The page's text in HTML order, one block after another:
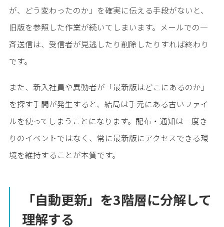
が、どう変わったのか」を確実に伝える手段がないと、
旧版を参照した作業が続いてしまいます。メールでの一
斉送信は、受信者が見逃したり削除したりすれば終わり
です。
また、新入社員や異動者が「最新版はどこにあるのか」
を探す手間が発生すると、結局は手元にある古いファイ
ルを使ってしまうことになります。配布・通知は一度き
りのイベントではなく、常に最新版にアクセスできる環
境を維持することが本質です。
「自動更新」を3階層に分解して
理解する